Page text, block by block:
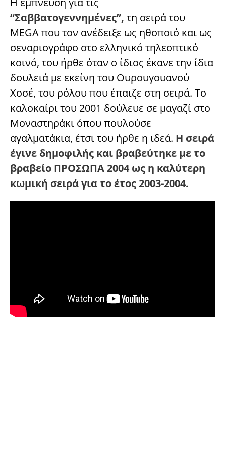
“Σαββατογεννημένες”, τη σειρά του
MEGA που τον ανέδειξε ως ηθοποιό και ως
σεναριογράφο στο ελληνικό τηλεοπτικό
κοινό, του ήρθε όταν ο ίδιος έκανε την ίδια
δουλειά με εκείνη του Ουρουγουανού
Χοσέ, του ρόλου που έπαιζε στη σειρά. Το
καλοκαίρι του 2001 δούλευε σε μαγαζί στο
Μοναστηράκι όπου πουλούσε
αγαλματάκια, έτσι του ήρθε η ιδεά. Η σειρά
έγινε δημοφιλής και βραβεύτηκε με το
βραβείο ΠΡΟΣΩΠΑ 2004 ως η καλύτερη
κωμική σειρά για το έτος 2003-2004.